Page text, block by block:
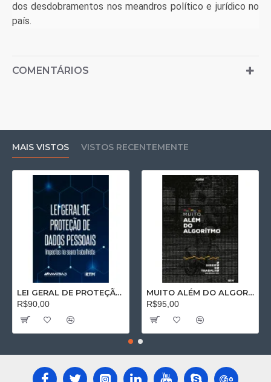
dos desdobramentos nos meandros político e jurídico no
país.
COMENTÁRIOS
MAIS VISTOS VISTOS RECENTEMENTE
LEI GERAL DE PROTEÇÃO DE DADOS PESSOAIS: Impactos na seara trabalhista
R$90,00
MUITO ALÉM DO ALGORÍTMO: O Direito do Trabalho no Séc. XXI
R$95,00